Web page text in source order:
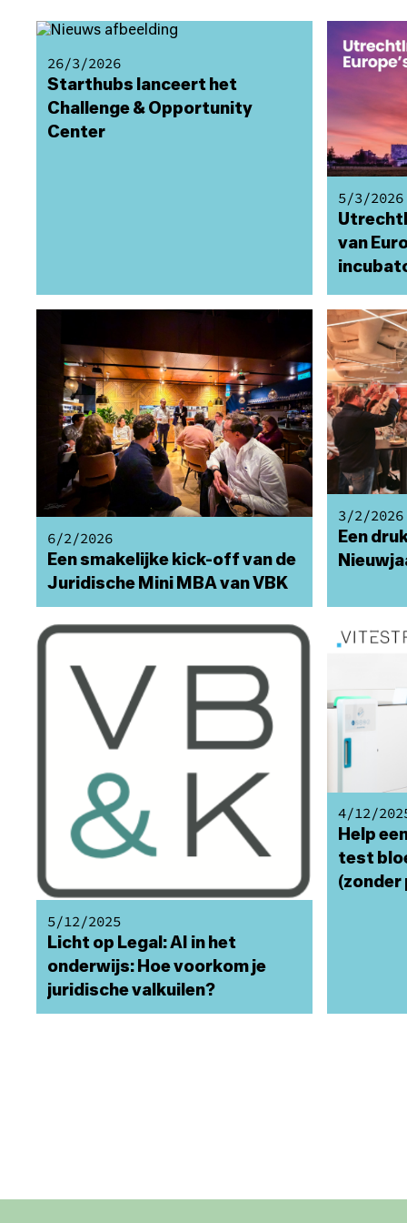
26/3/2026
Starthubs lanceert het
Challenge & Opportunity
Center
5/3/2026
van
voor
6/2/2026
Een smakelijke kick-off van de
Juridische Mini MBA van VBK
3/2/2026
Een
5/12/2025
Licht op Legal: AI in het
onderwijs: Hoe voorkom je
juridische valkuilen?
4/12/
Help
test
(zonder